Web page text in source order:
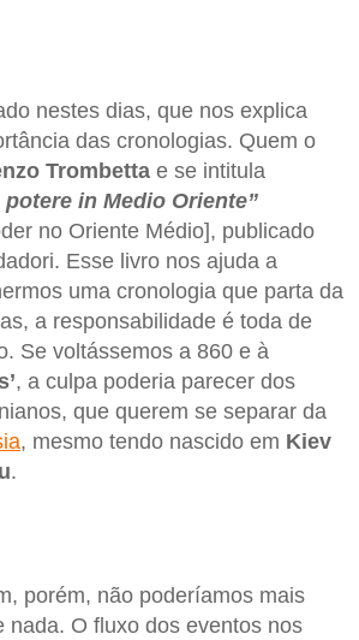
nestes dias, que nos explica
das cronologias. Quem o
Trombetta e se intitula
potere in Medio Oriente”
no Oriente Médio], publicado
Esse livro nos ajuda a
uma cronologia que parta da
a responsabilidade é toda de
Se voltássemos a 860 e à
, a culpa poderia parecer dos
que querem se separar da
, mesmo tendo nascido em Kiev
.
porém, não poderíamos mais
nada. O fluxo dos eventos nos